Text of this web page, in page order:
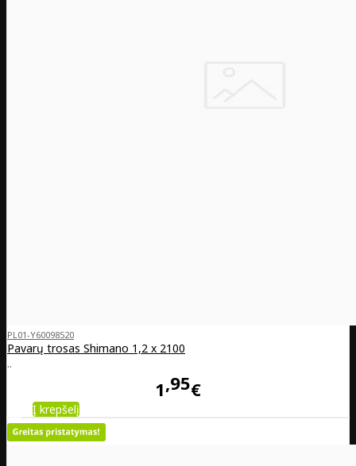
PL01-Y60098520
Pavarų trosas Shimano 1,2 x 2100
..
1 95€
Į krepšelį